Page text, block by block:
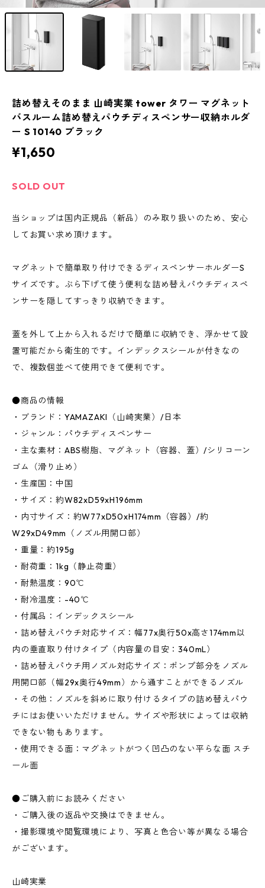
詰め替えそのまま 山崎実業 tower タワー マグネット
バスルーム詰め替えパウチディスペンサー収納ホルダ
ー S 10140 ブラック
¥1,650
SOLD OUT
当ショップは国内正規品（新品）のみ取り扱いのため、安心
してお買い求め頂けます。
マグネットで簡単取り付けできるディスペンサーホルダーS
サイズです。ぶら下げて使う便利な詰め替えパウチディスペ
ンサーを隠してすっきり収納できます。
蓋を外して上から入れるだけで簡単に収納でき、浮かせて設
置可能だから衛生的です。インデックスシールが付きなの
で、複数個並べて使用できて便利です。
●商品の情報
・ブランド：YAMAZAKI（山崎実業）/日本
・ジャンル：パウチディスペンサー
・主な素材：ABS樹脂、マグネット（容器、蓋）/シリコーン
ゴム（滑り止め）
・生産国：中国
・サイズ：約W82xD59xH196mm
・内寸サイズ：約W77xD50xH174mm（容器）/約
W29xD49mm（ノズル用開口部）
・重量：約195g
・耐荷重：1kg（静止荷重）
・耐熱温度：90℃
・耐冷温度：-40℃
・付属品：インデックスシール
・詰め替えパウチ対応サイズ：幅77x奥行50x高さ174mm以
内の垂直取り付けタイプ（内容量の目安：340mL）
・詰め替えパウチ用ノズル対応サイズ：ポンプ部分をノズル
用開口部（幅29x奥行49mm）から通すことができるノズル
・その他：ノズルを斜めに取り付けるタイプの詰め替えパウ
チにはお使いいただけません。サイズや形状によっては収納
できない物もあります。
・使用できる面：マグネットがつく凹凸のない平らな面 スチ
ール面
●ご購入前にお読みください
・ご購入後の返品や交換はできません。
・撮影環境や閲覧環境により、写真と色合い等が異なる場合
がございます。
山崎実業